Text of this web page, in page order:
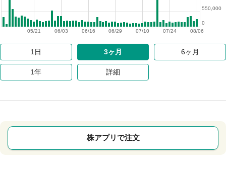
08/06
07/24
07/10
06/29
06/16
06/03
05/21
0
550,000
1日 3ヶ月 6ヶ月
1年 詳細
株アプリで注文